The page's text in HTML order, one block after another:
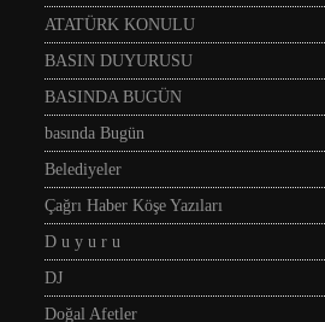
ATATÜRK KONULU
BASIN DUYURUSU
BASINDA BUGÜN
basında Bugün
Belediyeler
Çağrı Haber Köşe Yazıları
D u y u r u
DJ
Doğal Afetler